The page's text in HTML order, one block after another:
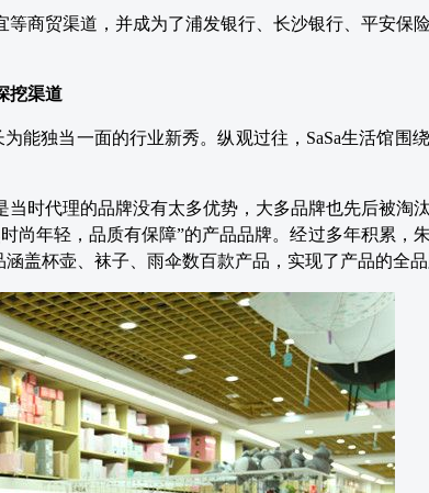
商贸渠道，并成为了浦发银行、长沙银行、平安保
挖渠道
能独当一面的行业新秀。纵观过往，SaSa生活馆围
时代理的品牌没有太多优势，大多品牌也先后被淘
尚年轻，品质有保障”的产品品牌。经过多年积累，
盖杯壶、袜子、雨伞数百款产品，实现了产品的全品